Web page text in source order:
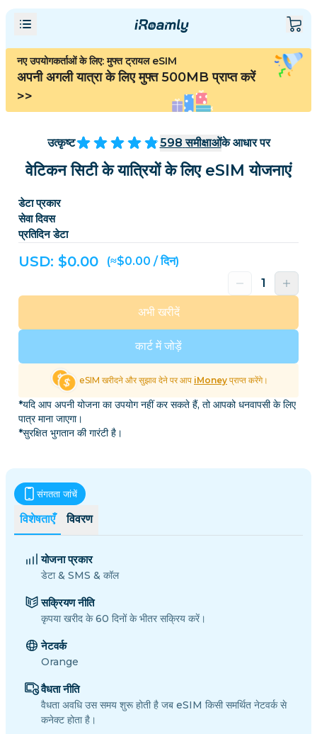
नए उपयोगकर्ताओं के लिए: मुफ्त ट्रायल eSIM
अपनी अगली यात्रा के लिए मुफ्त 500MB प्राप्त करें
>>
उत्कृष्ट 598 समीक्षाओंके आधार पर
वेटिकन सिटी के यात्रियों के लिए eSIM योजनाएं
डेटा प्रकार
सेवा दिवस
प्रतिदिन डेटा
USD: $0.00 (≈$0.00 / दिन)
कार्ट में जोड़ें
अभी खरीदें
eSIM खरीदने और सुझाव देने पर आप iMoney प्राप्त करेंगे।
*यदि आप अपनी योजना का उपयोग नहीं कर सकते हैं, तो आपको धनवापसी के लिए
पात्र माना जाएगा।
*सुरक्षित भुगतान की गारंटी है।
विशेषताएँ विवरण
संगतता जांचें
योजना प्रकार
डेटा & SMS & कॉल
सक्रियण नीति
कृपया खरीद के 60 दिनों के भीतर सक्रिय करें।
नेटवर्क
Orange
वैधता नीति
वैधता अवधि उस समय शुरू होती है जब eSIM किसी समर्थित नेटवर्क से
कनेक्ट होता है।